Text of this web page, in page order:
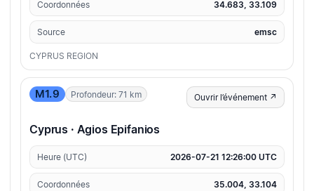
Coordonnées 34.683, 33.109
Source emsc
CYPRUS REGION
M1.9 Profondeur: 71 km Ouvrir l’événement ↗
Cyprus · Agios Epifanios
Heure (UTC) 2026-07-21 12:26:00 UTC
Coordonnées 35.004, 33.104